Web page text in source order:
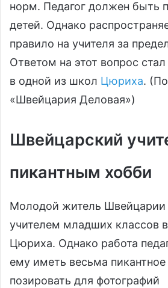
норм. Педагог должен быть
детей. Однако
правило на учителя за
Ответом на этот вопрос
в одной из школ Цюриха.
«Швейцария Деловая»)
Швейцарский
пикантным хобби
Молодой житель Швейцарии
учителем младших классов
Цюриха. Однако работа
ему иметь весьма
позировать для фотографий